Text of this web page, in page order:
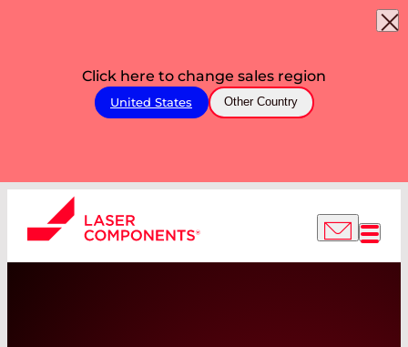
Click here to change sales region
United States Other Country